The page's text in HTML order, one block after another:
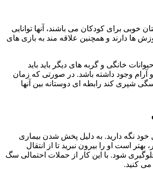
خوبی برای کودکان می باشند، آنها توانایی
ها دارند و همچنین علاقه مند به بازی های
خانگی و گربه های دیگر باید باید
وجود داشته باشد. در صورتی که زمان
سگی شپری کند رابطه ای دوستانه بین آنها
خود نگه دارید. به دلیل پخش شدن بیماری
است او را بیرون نبرید تا از انتقال
شود. با این کار از حملات احتمالی سگ
می کنید.